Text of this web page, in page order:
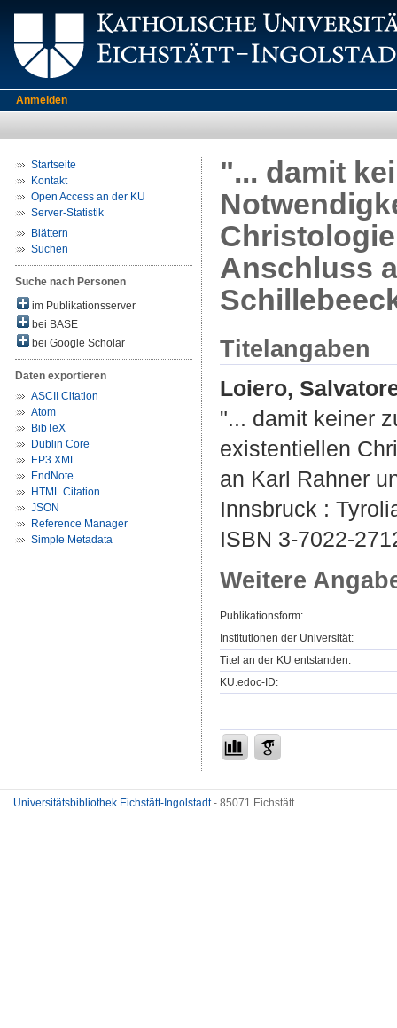
Anmelden
Startseite
Kontakt
Open Access an der KU
Server-Statistik
Blättern
Suchen
Suche nach Personen
im Publikationsserver
bei BASE
bei Google Scholar
Daten exportieren
ASCII Citation
Atom
BibTeX
Dublin Core
EP3 XML
EndNote
HTML Citation
JSON
Reference Manager
Simple Metadata
"... damit
Anschluss
Titelangaben
Loiero,
"... damit keiner
existentiellen
an Karl Rahner
Innsbruck :
ISBN 3-7022-
Weitere
Publikationsform:
Institutionen der Universität:
Titel an der KU entstanden:
KU.edoc-ID:
Universitätsbibliothek Eichstätt-Ingolstadt- 85071 Eichstätt